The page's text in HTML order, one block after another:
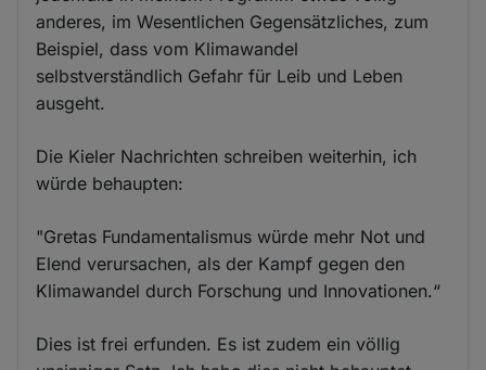
anderes, im Wesentlichen Gegensätzliches, zum
Beispiel, dass vom Klimawandel
selbstverständlich Gefahr für Leib und Leben
ausgeht.
Die Kieler Nachrichten schreiben weiterhin, ich
würde behaupten:
"Gretas Fundamentalismus würde mehr Not und
Elend verursachen, als der Kampf gegen den
Klimawandel durch Forschung und Innovationen.“
Dies ist frei erfunden. Es ist zudem ein völlig